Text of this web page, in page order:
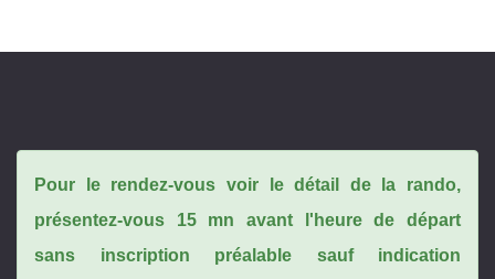
Pour le rendez-vous voir le détail de la rando,
présentez-vous 15 mn avant l'heure de départ
sans inscription préalable sauf indication